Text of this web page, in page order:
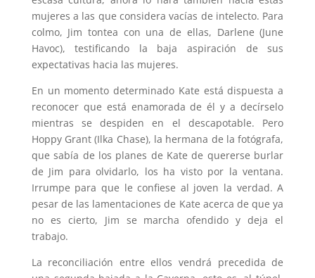
mujeres a las que considera vacías de intelecto. Para
colmo, Jim tontea con una de ellas, Darlene (June
Havoc), testificando la baja aspiración de sus
expectativas hacia las mujeres.
En un momento determinado Kate está dispuesta a
reconocer que está enamorada de él y a decírselo
mientras se despiden en el descapotable. Pero
Hoppy Grant (Ilka Chase), la hermana de la fotógrafa,
que sabía de los planes de Kate de quererse burlar
de Jim para olvidarlo, los ha visto por la ventana.
Irrumpe para que le confiese al joven la verdad. A
pesar de las lamentaciones de Kate acerca de que ya
no es cierto, Jim se marcha ofendido y deja el
trabajo.
La reconciliación entre ellos vendrá precedida de